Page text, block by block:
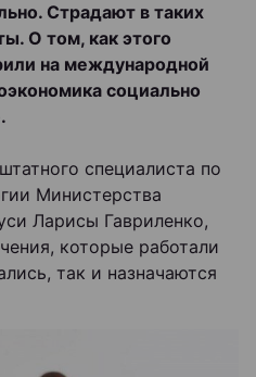
Страдают в таких
О том, как этого
на международной
социально
специалиста по
Министерства
Ларисы Гавриленко,
которые работали
так и назначаются